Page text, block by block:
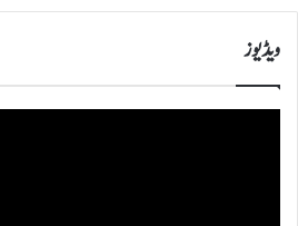
ویڈیوز